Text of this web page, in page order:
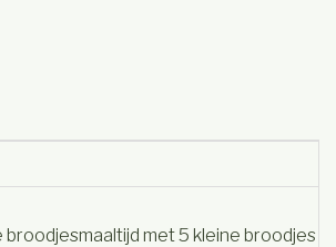
met 5 kleine broodjes